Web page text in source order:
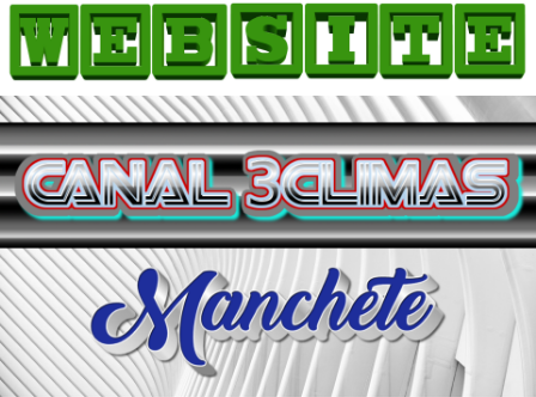
HOME
COMO ANUNCIAR
JORNAIS DO BRASIL
PODCAST/NOTÍCIAS
AS NOTÍCIAS DO DIA
ACONTECEU...VIROU MANCHETE!
BLOGS & COLUNAS